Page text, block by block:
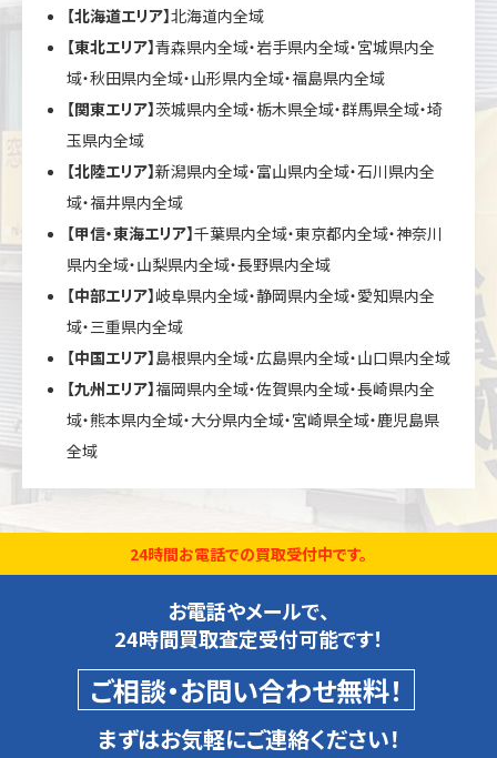
【北海道エリア】北海道内全域
【東北エリア】青森県内全域・岩手県内全域・宮城県内全
域・秋田県内全域・山形県内全域・福島県内全域
【関東エリア】茨城県内全域・栃木県全域・群馬県全域・埼
玉県内全域
【北陸エリア】新潟県内全域・富山県内全域・石川県内全
域・福井県内全域
【甲信・東海エリア】千葉県内全域・東京都内全域・神奈川
県内全域・山梨県内全域・長野県内全域
【中部エリア】岐阜県内全域・静岡県内全域・愛知県内全
域・三重県内全域
【中国エリア】島根県内全域・広島県内全域・山口県内全域
【九州エリア】福岡県内全域・佐賀県内全域・長崎県内全
域・熊本県内全域・大分県内全域・宮崎県全域・鹿児島県
全域
24時間お電話での買取受付中です。
お電話やメールで、
24時間買取査定受付可能です！
ご相談・お問い合わせ無料！
まずはお気軽にご連絡ください！